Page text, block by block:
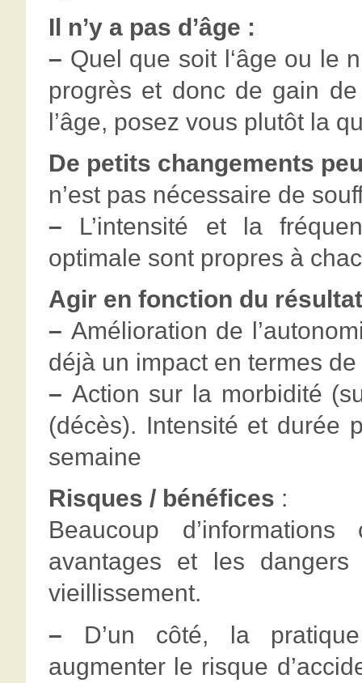
Il n’y a pas d’âge :
– Quel que soit l‘âge ou le
progrès et donc de gain
l’âge, posez vous plutôt la
De petits changements
n’est pas nécessaire de
– L’intensité et la
optimale sont propres à
Agir en fonction du
– Amélioration de
déjà un impact en termes
– Action sur la morbidité
(décès). Intensité et durée
semaine
Risques / bénéfices :
Beaucoup
avantages et les
vieillissement.
– D’un côté, la
augmenter le risque